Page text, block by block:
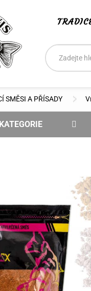
Vyhledávání
Hledat
SMĚSI A PŘÍSADY